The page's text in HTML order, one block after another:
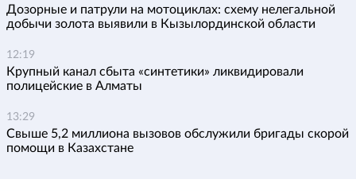
Дозорные и патрули на мотоциклах: схему нелегальной
добычи золота выявили в Кызылординской области
12:19
Крупный канал сбыта «синтетики» ликвидировали
полицейские в Алматы
13:29
Свыше 5,2 миллиона вызовов обслужили бригады скорой
помощи в Казахстане